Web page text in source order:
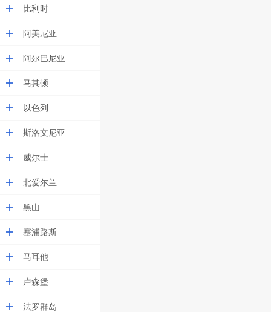
比利时
阿美尼亚
阿尔巴尼亚
马其顿
以色列
斯洛文尼亚
威尔士
北爱尔兰
黑山
塞浦路斯
马耳他
卢森堡
法罗群岛